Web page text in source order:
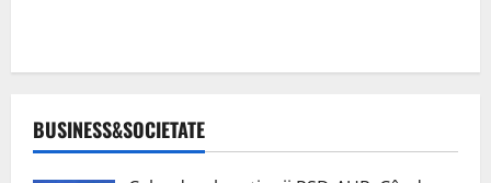
BUSINESS&SOCIETATE